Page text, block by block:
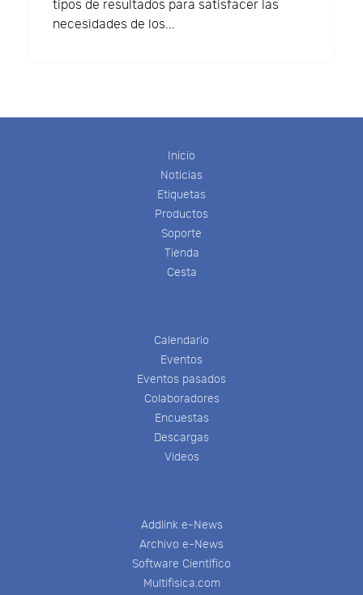
tipos de resultados para satisfacer las
necesidades de los...
Inicio
Noticias
Etiquetas
Productos
Soporte
Tienda
Cesta
Calendario
Eventos
Eventos pasados
Colaboradores
Encuestas
Descargas
Videos
Addlink e-News
Archivo e-News
Software Científico
Multifisica.com